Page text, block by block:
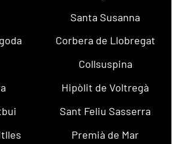
Santa Susanna
Corbera de Llobregat
Collsuspina
Hipòlit de Voltregà
Sant Feliu Sasserra
Premià de Mar